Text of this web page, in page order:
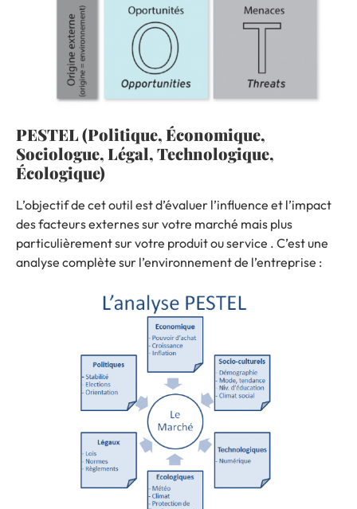
PESTEL (Politique, Économique,
Sociologue, Légal, Technologique,
Écologique)
L’objectif de cet outil est d’évaluer l’influence et l’impact
des facteurs externes sur votre marché mais plus
particulièrement sur votre produit ou service . C’est une
analyse complète sur l’environnement de l’entreprise :